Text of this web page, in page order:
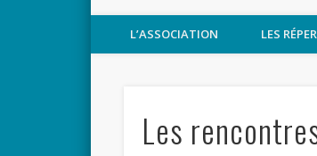
L’ASSOCIATION LES
Les